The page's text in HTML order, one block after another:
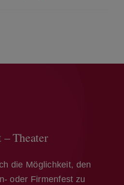
– Theater
die Möglichkeit, den
oder Firmenfest zu